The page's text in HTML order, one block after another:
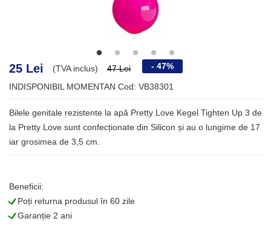
25 Lei (TVA inclus) 47 Lei - 47%
INDISPONIBIL MOMENTAN Cod: VB38301
Bilele genitale rezistente la apă Pretty Love Kegel Tighten Up 3 de
la Pretty Love sunt confecționate din Silicon și au o lungime de 17
iar grosimea de 3,5 cm.
Beneficii:
LPoți returna produsul în 60 zile
LGaranție 2 ani